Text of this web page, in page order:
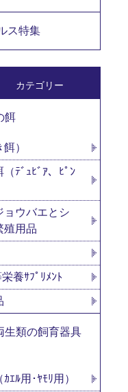
ス特集
カテゴリー
餌
）
ﾃﾞｭﾋﾞｱ、ﾋﾟﾝ
ョウバエとシ
殖用品
養ｻﾌﾟﾘﾒﾝﾄ
生類の飼育器具
ｴﾙ用･ﾔﾓﾘ用）